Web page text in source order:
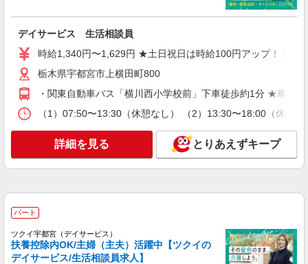
デイサービス 生活相談員
時給1,340円〜1,629円 ★土日祝日は時給100円アップ！ ※給
栃木県宇都宮市上横田町800
・関東自動車バス「横川西小学校前」下車徒歩約1分 ★車・
（1）07:50〜13:30（休憩なし） （2）13:30〜18:00（休
詳細を見る とりあえずキープ
パート
ツクイ宇都宮（デイサービス）
扶養控除内OK/主婦（主夫）活躍中【ツクイの
デイサービス/生活相談員求人】